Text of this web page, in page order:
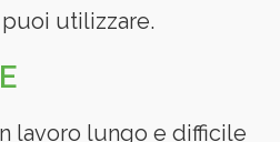
utilizzare.
lavoro lungo e difficile